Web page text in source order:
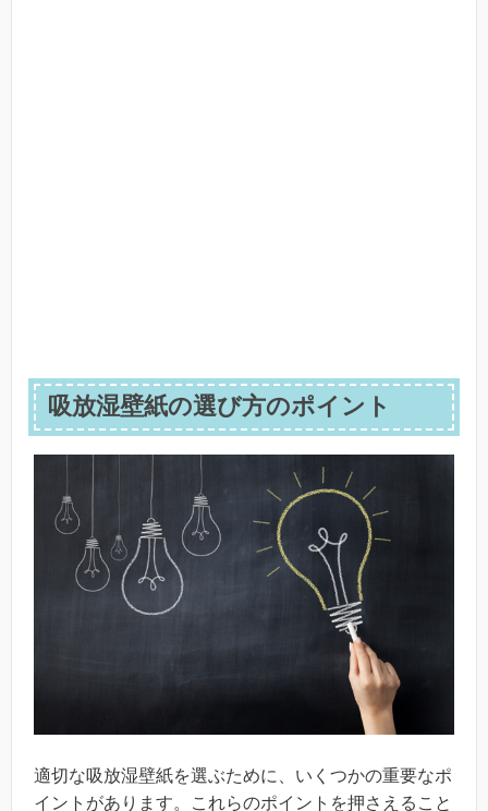
吸放湿壁紙の選び方のポイント
適切な吸放湿壁紙を選ぶために、いくつかの重要なポ
イントがあります。これらのポイントを押さえること